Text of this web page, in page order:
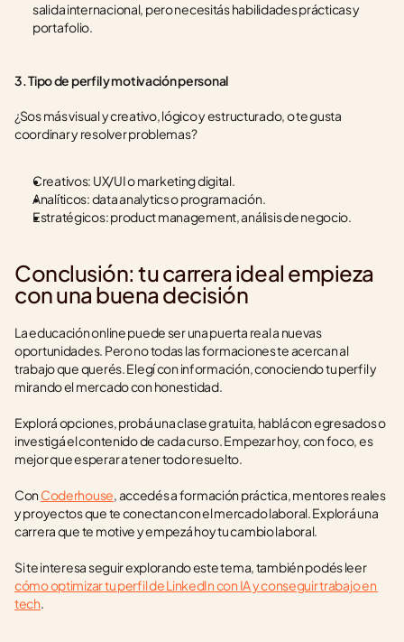
salida internacional, pero necesitás habilidades prácticas y
portafolio.
3. Tipo de perfil y motivación personal
¿Sos más visual y creativo, lógico y estructurado, o te gusta
coordinar y resolver problemas?
Creativos: UX/UI o marketing digital.
Analíticos: data analytics o programación.
Estratégicos: product management, análisis de negocio.
Conclusión: tu carrera ideal empieza
con una buena decisión
La educación online puede ser una puerta real a nuevas
oportunidades. Pero no todas las formaciones te acercan al
trabajo que querés. Elegí con información, conociendo tu perfil y
mirando el mercado con honestidad.
Explorá opciones, probá una clase gratuita, hablá con egresados o
investigá el contenido de cada curso. Empezar hoy, con foco, es
mejor que esperar a tener todo resuelto.
Con Coderhouse, accedés a formación práctica, mentores reales
y proyectos que te conectan con el mercado laboral. Explorá una
carrera que te motive y empezá hoy tu cambio laboral.
Si te interesa seguir explorando este tema, también podés leer
cómo optimizar tu perfil de LinkedIn con IA y conseguir trabajo en
tech.